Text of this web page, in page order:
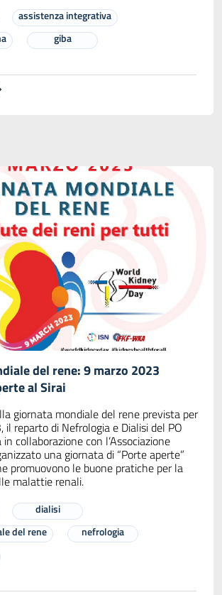
assistenza integrativa
giba
del rene: 9 marzo 2023
al Sirai
giornata mondiale del rene prevista per
il reparto di Nefrologia e Dialisi del PO
in collaborazione con l’Associazione
una giornata di “Porte aperte”
promuovono le buone pratiche per la
malattie renali.
dialisi
del rene
nefrologia